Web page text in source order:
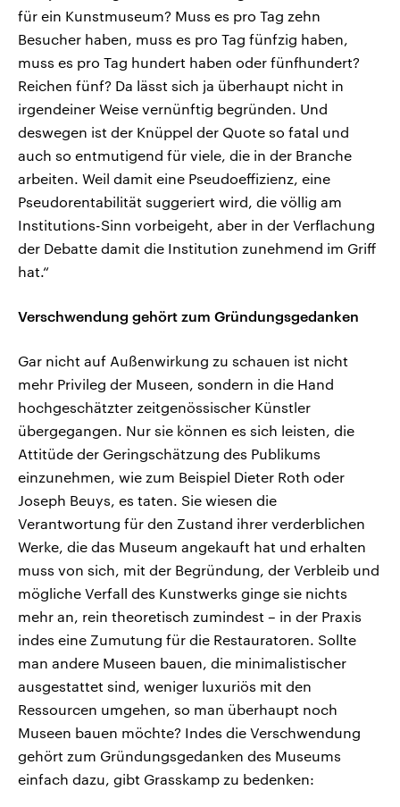
für ein Kunstmuseum? Muss es pro Tag zehn
Besucher haben, muss es pro Tag fünfzig haben,
muss es pro Tag hundert haben oder fünfhundert?
Reichen fünf? Da lässt sich ja überhaupt nicht in
irgendeiner Weise vernünftig begründen. Und
deswegen ist der Knüppel der Quote so fatal und
auch so entmutigend für viele, die in der Branche
arbeiten. Weil damit eine Pseudoeffizienz, eine
Pseudorentabilität suggeriert wird, die völlig am
Institutions-Sinn vorbeigeht, aber in der Verflachung
der Debatte damit die Institution zunehmend im Griff
hat.“
Verschwendung gehört zum Gründungsgedanken
Gar nicht auf Außenwirkung zu schauen ist nicht
mehr Privileg der Museen, sondern in die Hand
hochgeschätzter zeitgenössischer Künstler
übergegangen. Nur sie können es sich leisten, die
Attitüde der Geringschätzung des Publikums
einzunehmen, wie zum Beispiel Dieter Roth oder
Joseph Beuys, es taten. Sie wiesen die
Verantwortung für den Zustand ihrer verderblichen
Werke, die das Museum angekauft hat und erhalten
muss von sich, mit der Begründung, der Verbleib und
mögliche Verfall des Kunstwerks ginge sie nichts
mehr an, rein theoretisch zumindest – in der Praxis
indes eine Zumutung für die Restauratoren. Sollte
man andere Museen bauen, die minimalistischer
ausgestattet sind, weniger luxuriös mit den
Ressourcen umgehen, so man überhaupt noch
Museen bauen möchte? Indes die Verschwendung
gehört zum Gründungsgedanken des Museums
einfach dazu, gibt Grasskamp zu bedenken: